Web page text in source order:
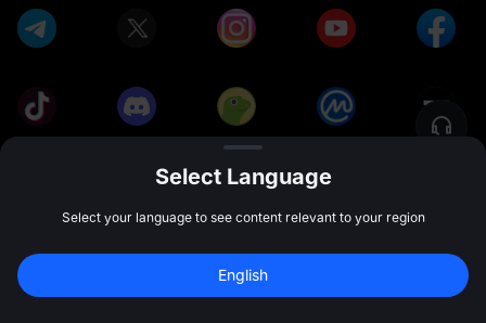
产品服务
10,000 USDT 奖励
Select Language
Select your language to see content relevant to your region
English